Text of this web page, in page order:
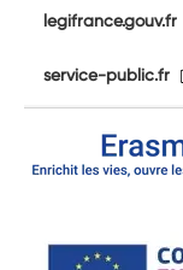
legifrance.gouv.fr
service-public.fr